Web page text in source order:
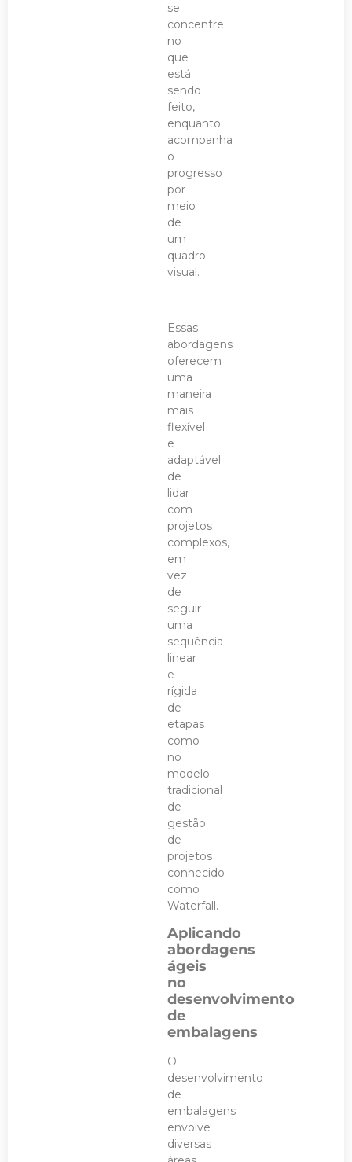
se
concentre
no
que
está
sendo
feito,
enquanto
acompanha
o
progresso
por
meio
de
um
quadro
visual.
Essas
abordagens
oferecem
uma
maneira
mais
flexível
e
adaptável
de
lidar
com
projetos
complexos,
em
vez
de
seguir
uma
sequência
linear
e
rígida
de
etapas
como
no
modelo
tradicional
de
gestão
de
projetos
conhecido
como
Waterfall.
Aplicando
abordagens
ágeis
no
desenvolvimento
de
embalagens
O
desenvolvimento
de
embalagens
envolve
diversas